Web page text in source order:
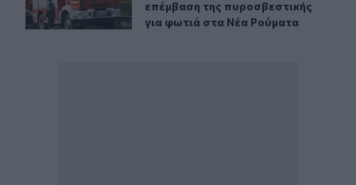
επέμβαση της πυροσβεστικής
για φωτιά στα Νέα Ρούματα